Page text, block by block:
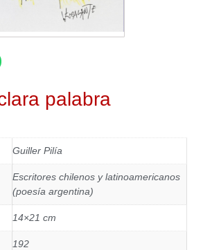
palabra
Guiller Pilía
Escritores chilenos y latinoamericanos
(poesía argentina)
14×21 cm
192